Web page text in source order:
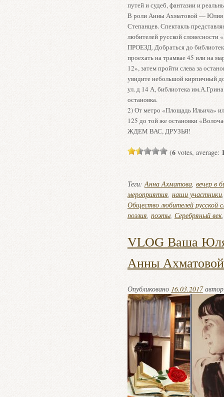
путей и судеб, фантазии и
В роли Анны Ахматовой — Юлия
Степанцев. Спектакль
любителей русской словесности
ПРОЕЗД. Добраться до
проехать на трамвае 45 или на
12», затем пройти слева за
увидите небольшой кирпичный
ул. д 14 А, библиотека
остановка.
2) От метро «Площадь Ильича»
125 до той же остановки
ЖДЕМ ВАС, ДРУЗЬЯ!
(6votes, average:
Теги:Анна Ахматова, вечер в
мероприятия, наши участники
Общество любителей русской
поэзия, поэты, Серебряный век
VLOG Ваша
Анны
Опубликовано 16.03.2017